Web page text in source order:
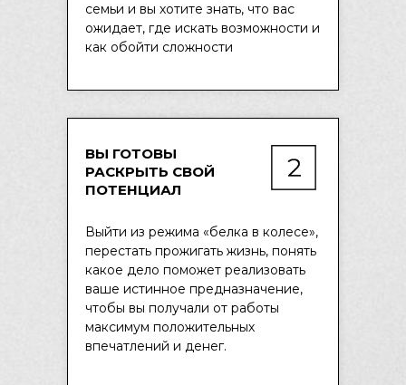
ВЫ ГОТОВЫ
РАСКРЫТЬ СВОЙ
ПОТЕНЦИАЛ
Выйти из режима «белка в колесе»,
перестать прожигать жизнь, понять
какое дело поможет реализовать
ваше истинное предназначение,
чтобы вы получали от работы
максимум положительных
впечатлений и денег.
семьи и вы хотите знать, что вас
ожидает, где искать возможности и
как обойти сложности